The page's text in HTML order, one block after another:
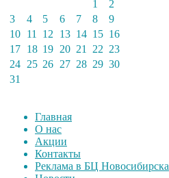
1
2
3
4 5 6 7 8
9
10 11 12 13 14 15 16
17 18 19 20 21 22 23
24 25 26 27 28 29 30
31
Главная
О нас
Акции
Контакты
Реклама в БЦ Новосибирска